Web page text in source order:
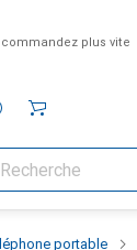
plus vite
portable